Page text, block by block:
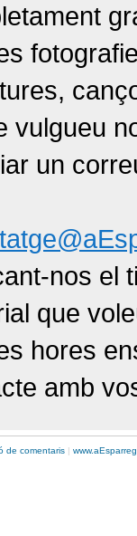
vulgueu
un
nos el
que
hores
amb
de comentaris | www.